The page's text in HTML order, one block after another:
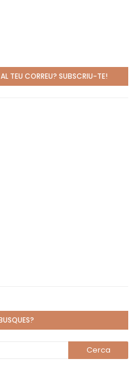
AL TEU CORREU? SUBSCRIU-TE!